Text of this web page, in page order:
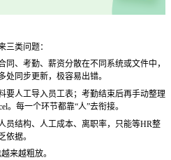
三类问题：
同、考勤、薪资分散在不同系统或文件中，
同步更新，极容易出错。
要人工导入员工表；考勤结束后再手动整理
。每一个环节都靠“人”去衔接。
员结构、人工成本、离职率，只能等HR整
依据。
来越粗放。